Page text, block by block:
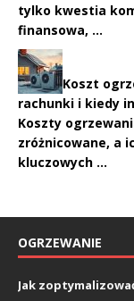
tylko kwestia
finansowa, …
Koszt
rachunki i kiedy
Koszty
zróżnicowane, a
kluczowych …
OGRZEWANIE
Jak